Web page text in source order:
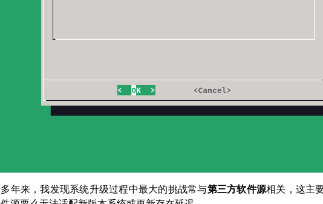
多年来，我发现系统升级过程中最大的挑战常与第三方软件源相关，这主